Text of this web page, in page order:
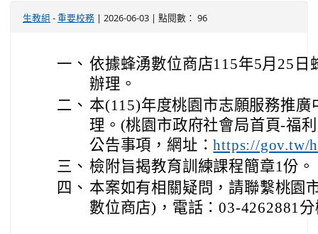
生教組 -重要校務 | 2026-06-03 | 點閱數： 96
一、 依據蜂湧數位商店115年5月25日
辦理。
二、 本(115)年度桃園市志願服務推
理。(桃園市政府社會局首頁-福
公告事項，網址：https://gov.tw/
三、 檢附旨揭教育訓練課程簡章1份。
四、 本案如有相關疑問，請聯繫桃園
數位商店)，電話：03-4262881